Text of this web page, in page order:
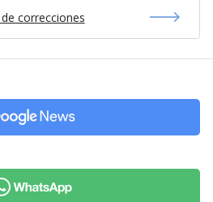
correcciones